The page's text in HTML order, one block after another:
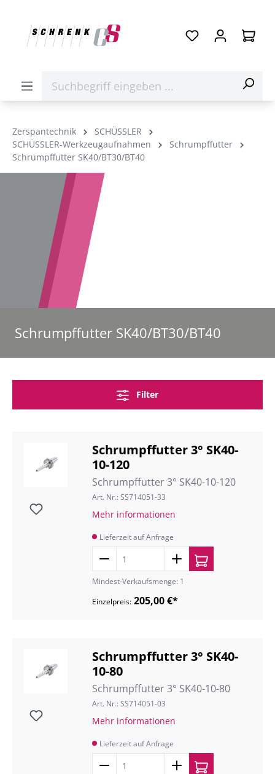
Zerspantechnik
SCHÜSSLER
SCHÜSSLER-Werkzeugaufnahmen
Schrumpffutter
Schrumpffutter SK40/BT30/BT40
Schrumpffutter SK40/BT30/BT40
Filter
Schrumpffutter 3° SK40-
10-120
Schrumpffutter 3° SK40-10-120
Art. Nr.: SS714051-33
Mehr informationen
Lieferzeit auf Anfrage
Mindest-Verkaufsmenge: 1
Einzelpreis: 205,00 €*
Schrumpffutter 3° SK40-
10-80
Schrumpffutter 3° SK40-10-80
Art. Nr.: SS714051-03
Mehr informationen
Lieferzeit auf Anfrage